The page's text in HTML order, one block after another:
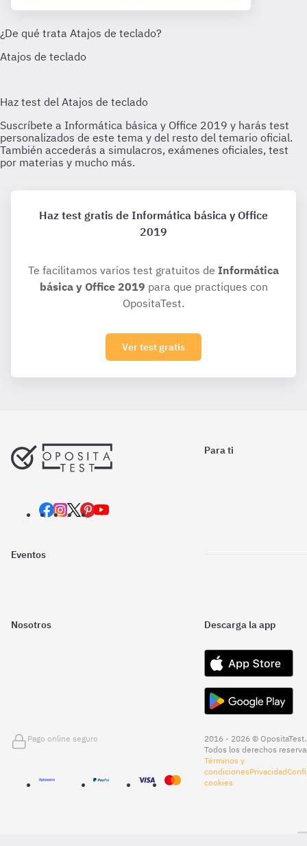
Haz test gratis de Informática básica y Office
2019
Te facilitamos varios test gratuitos de Informática
básica y Office 2019 para que practiques con
OpositaTest.
Ver test gratis
Para ti
Eventos
Nosotros Descarga la app
Pago online seguro
2016 - 2026 © OpositaTest.
Todos los derechos
Términos y
condicionesPrivacidad
cookies